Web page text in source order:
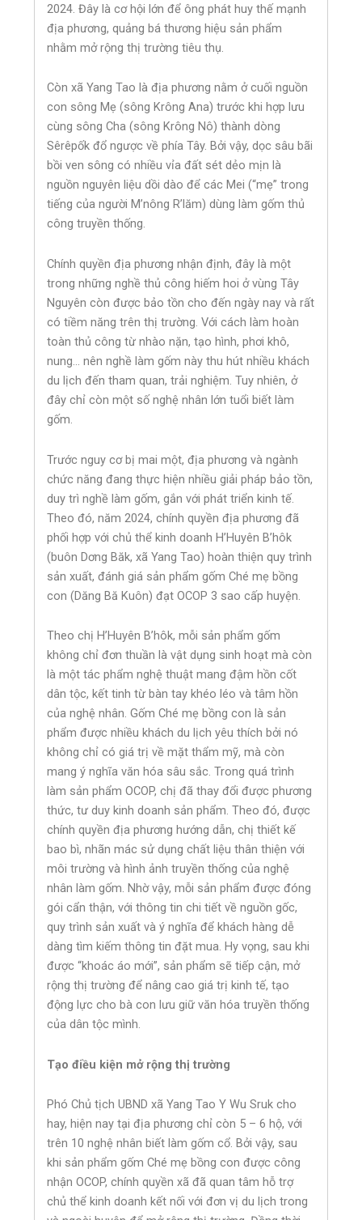
2024. Đây là cơ hội lớn để ông phát huy thế mạnh
địa phương, quảng bá thương hiệu sản phẩm
nhằm mở rộng thị trường tiêu thụ.
Còn xã Yang Tao là địa phương nằm ở cuối nguồn
con sông Mẹ (sông Krông Ana) trước khi hợp lưu
cùng sông Cha (sông Krông Nô) thành dòng
Sêrêpốk đổ ngược về phía Tây. Bởi vậy, dọc sâu bãi
bồi ven sông có nhiều vỉa đất sét dẻo mịn là
nguồn nguyên liệu dồi dào để các Mei (“mẹ” trong
tiếng của người M’nông R’lăm) dùng làm gốm thủ
công truyền thống.
Chính quyền địa phương nhận định, đây là một
trong những nghề thủ công hiếm hoi ở vùng Tây
Nguyên còn được bảo tồn cho đến ngày nay và rất
có tiềm năng trên thị trường. Với cách làm hoàn
toàn thủ công từ nhào nặn, tạo hình, phơi khô,
nung… nên nghề làm gốm này thu hút nhiều khách
du lịch đến tham quan, trải nghiệm. Tuy nhiên, ở
đây chỉ còn một số nghệ nhân lớn tuổi biết làm
gốm.
Trước nguy cơ bị mai một, địa phương và ngành
chức năng đang thực hiện nhiều giải pháp bảo tồn,
duy trì nghề làm gốm, gắn với phát triển kinh tế.
Theo đó, năm 2024, chính quyền địa phương đã
phối hợp với chủ thể kinh doanh H’Huyên B’hôk
(buôn Dơng Băk, xã Yang Tao) hoàn thiện quy trình
sản xuất, đánh giá sản phẩm gốm Ché mẹ bồng
con (Dăng Bă Kuôn) đạt OCOP 3 sao cấp huyện.
Theo chị H’Huyên B’hôk, mỗi sản phẩm gốm
không chỉ đơn thuần là vật dụng sinh hoạt mà còn
là một tác phẩm nghệ thuật mang đậm hồn cốt
dân tộc, kết tinh từ bàn tay khéo léo và tâm hồn
của nghệ nhân. Gốm Ché mẹ bồng con là sản
phẩm được nhiều khách du lịch yêu thích bởi nó
không chỉ có giá trị về mặt thẩm mỹ, mà còn
mang ý nghĩa văn hóa sâu sắc. Trong quá trình
làm sản phẩm OCOP, chị đã thay đổi được phương
thức, tư duy kinh doanh sản phẩm. Theo đó, được
chính quyền địa phương hướng dẫn, chị thiết kế
bao bì, nhãn mác sử dụng chất liệu thân thiện với
môi trường và hình ảnh truyền thống của nghệ
nhân làm gốm. Nhờ vậy, mỗi sản phẩm được đóng
gói cẩn thận, với thông tin chi tiết về nguồn gốc,
quy trình sản xuất và ý nghĩa để khách hàng dễ
dàng tìm kiếm thông tin đặt mua. Hy vọng, sau khi
được “khoác áo mới”, sản phẩm sẽ tiếp cận, mở
rộng thị trường để nâng cao giá trị kinh tế, tạo
động lực cho bà con lưu giữ văn hóa truyền thống
của dân tộc mình.
Tạo điều kiện mở rộng thị trường
Phó Chủ tịch UBND xã Yang Tao Y Wu Sruk cho
hay, hiện nay tại địa phương chỉ còn 5 – 6 hộ, với
trên 10 nghệ nhân biết làm gốm cổ. Bởi vậy, sau
khi sản phẩm gốm Ché mẹ bồng con được công
nhận OCOP, chính quyền xã đã quan tâm hỗ trợ
chủ thể kinh doanh kết nối với đơn vị du lịch trong